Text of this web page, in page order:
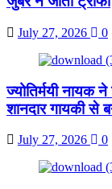
July 27, 2026 0
ज्योतिर्मयी नायक
शानदार गायकी से
July 27, 2026 0